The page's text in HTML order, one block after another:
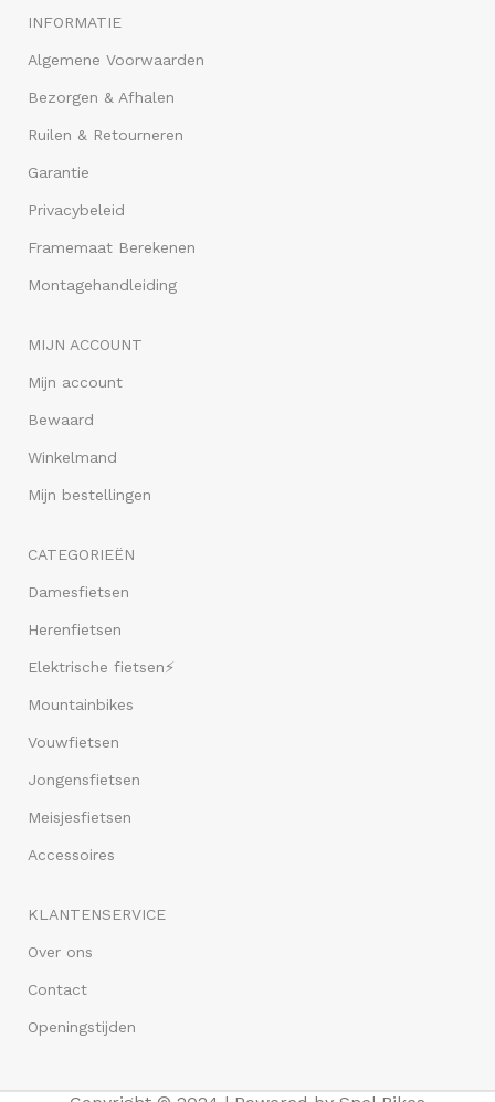
INFORMATIE
Algemene Voorwaarden
Bezorgen & Afhalen
Ruilen & Retourneren
Garantie
Privacybeleid
Framemaat Berekenen
Montagehandleiding
MIJN ACCOUNT
Mijn account
Bewaard
Winkelmand
Mijn bestellingen
CATEGORIEËN
Damesfietsen
Herenfietsen
Elektrische fietsen⚡
Mountainbikes
Vouwfietsen
Jongensfietsen
Meisjesfietsen
Accessoires
KLANTENSERVICE
Over ons
Contact
Openingstijden